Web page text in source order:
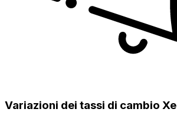
Variazioni dei tassi di cambio Xe